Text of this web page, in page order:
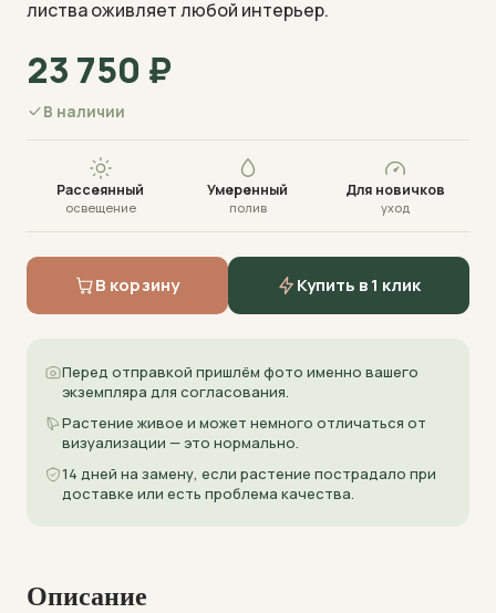
Визуализация · фото пришлём перед отправкой
листва оживляет любой интерьер.
23 750 ₽
В наличии
Рассеянный
освещение
Умеренный
полив
Для новичков
уход
В корзину Купить в 1 клик
Перед отправкой пришлём фото именно вашего
экземпляра для согласования.
Растение живое и может немного отличаться от
визуализации — это нормально.
14 дней на замену, если растение пострадало при
доставке или есть проблема качества.
Описание